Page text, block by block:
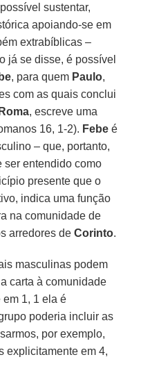
sustentar,
apoiando-se em
extrabíblicas –
já se disse, é possível
, para quem Paulo,
com as quais conclui
Roma, escreve uma
16, 1-2). Febe é
– que, portanto,
ser entendido como
presente que o
indica uma função
na comunidade de
arredores deCorinto.
masculinas podem
carta à comunidade
em 1, 1 ela é
poderia incluir as
por exemplo,
explicitamente em 4,